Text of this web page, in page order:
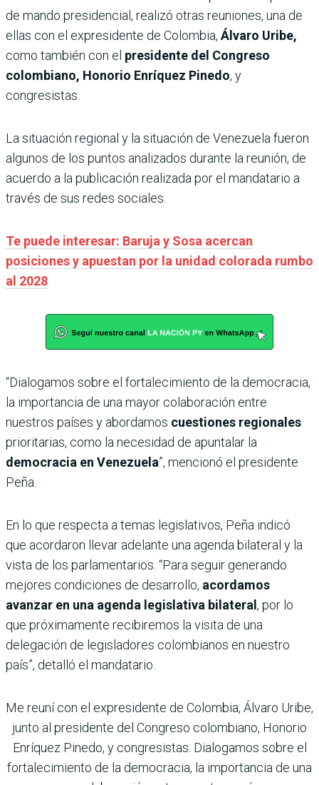
de mando presidencial, realizó otras reuniones, una de
ellas con el expresidente de Colombia, Álvaro Uribe,
como también con el presidente del Congreso
colombiano, Honorio Enríquez Pinedo, y
congresistas.
La situación regional y la situación de Venezuela fueron
algunos de los puntos analizados durante la reunión, de
acuerdo a la publicación realizada por el mandatario a
través de sus redes sociales.
Te puede interesar: Baruja y Sosa acercan
posiciones y apuestan por la unidad colorada rumbo
al 2028
“Dialogamos sobre el fortalecimiento de la democracia,
la importancia de una mayor colaboración entre
nuestros países y abordamos cuestiones regionales
prioritarias, como la necesidad de apuntalar la
democracia en Venezuela”, mencionó el presidente
Peña.
En lo que respecta a temas legislativos, Peña indicó
que acordaron llevar adelante una agenda bilateral y la
vista de los parlamentarios. “Para seguir generando
mejores condiciones de desarrollo, acordamos
avanzar en una agenda legislativa bilateral, por lo
que próximamente recibiremos la visita de una
delegación de legisladores colombianos en nuestro
país”, detalló el mandatario.
Me reuní con el expresidente de Colombia, Álvaro Uribe,
junto al presidente del Congreso colombiano, Honorio
Enríquez Pinedo, y congresistas. Dialogamos sobre el
fortalecimiento de la democracia, la importancia de una